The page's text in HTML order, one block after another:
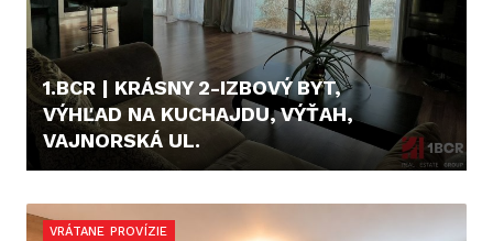
1.BCR | KRÁSNY 2-IZBOVÝ BYT,
VÝHĽAD NA KUCHAJDU, VÝŤAH,
VAJNORSKÁ UL.
VRÁTANE PROVÍZIE